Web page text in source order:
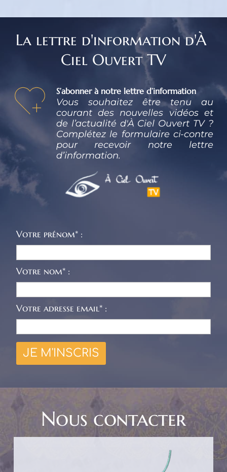
La lettre d'information d'À
Ciel Ouvert TV
S’abonner à notre lettre d’information
Vous souhaitez être tenu au
courant des nouvelles vidéos et
de l’actualité d'À Ciel Ouvert TV ?
Complétez le formulaire ci-contre
pour recevoir notre lettre
d’information.
Votre prénom* :
Votre nom* :
Votre adresse email* :
Nous contacter